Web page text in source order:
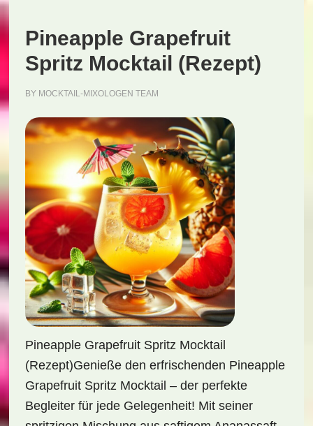
Pineapple Grapefruit
Spritz Mocktail (Rezept)
BY MOCKTAIL-MIXOLOGEN TEAM
Pineapple Grapefruit Spritz Mocktail
(Rezept)Genieße den erfrischenden Pineapple
Grapefruit Spritz Mocktail – der perfekte
Begleiter für jede Gelegenheit! Mit seiner